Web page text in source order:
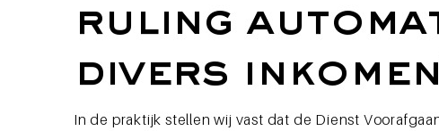
ruling
divers
In de praktijk stellen wij vast dat de Dienst